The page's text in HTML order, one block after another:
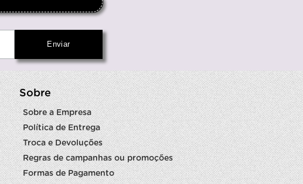
Sobre
Sobre a Empresa
Política de Entrega
Troca e Devoluções
Regras de campanhas ou promoções
Formas de Pagamento